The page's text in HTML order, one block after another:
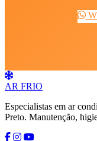
AR FRIO
Especialistas em ar
Preto. Manutenção,